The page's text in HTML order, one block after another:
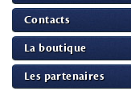
Contacts
La boutique
Les partenaires